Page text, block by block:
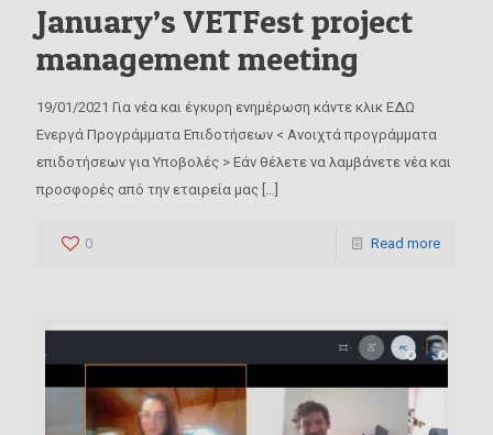
January’s VETFest project
management meeting
19/01/2021 Για νέα και έγκυρη ενημέρωση κάντε κλικ ΕΔΩ
Ενεργά Προγράμματα Επιδοτήσεων < Ανοιχτά προγράμματα
επιδοτήσεων για Υποβολές > Εάν θέλετε να λαμβάνετε νέα και
προσφορές από την εταιρεία μας […]
0 Read more